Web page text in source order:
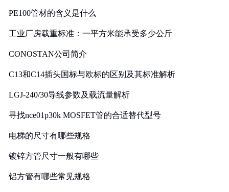
PE100管材的含义是什么
工业厂房载重标准：一平方米能承受多少公斤
CONOSTAN公司简介
C13和C14插头国标与欧标的区别及其标准解析
LGJ-240/30导线参数及载流量解析
寻找nce01p30k MOSFET管的合适替代型号
电梯的尺寸有哪些规格
镀锌方管尺寸一般有哪些
铝方管有哪些常见规格